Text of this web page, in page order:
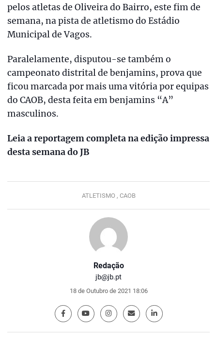
Redação
jb@jb.pt
18 de Outubro de 2021 18:06
pelos atletas de Oliveira do Bairro, este fim de
semana, na pista de atletismo do Estádio
Municipal de Vagos.
Paralelamente, disputou-se também o
campeonato distrital de benjamins, prova que
ficou marcada por mais uma vitória por equipas
do CAOB, desta feita em benjamins “A”
masculinos.
Leia a reportagem completa na edição impressa
desta semana do JB
ATLETISMO , CAOB